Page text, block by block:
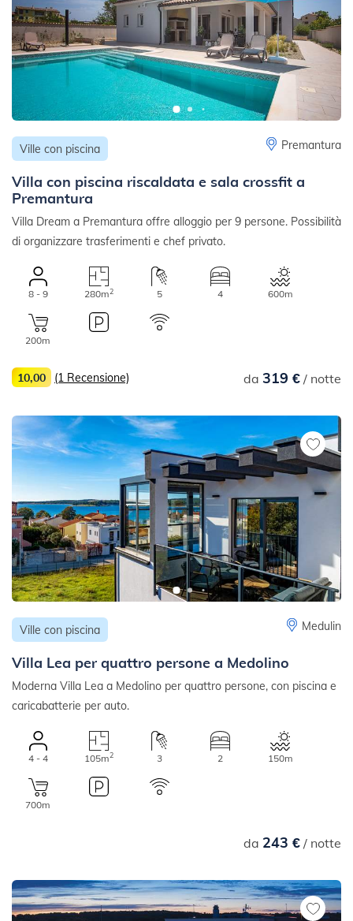
Ville con piscina Premantura
Villa con piscina riscaldata e sala crossfit a
Premantura
Villa Dream a Premantura offre alloggio per 9 persone. Possibilità
di organizzare trasferimenti e chef privato.
8 - 9 280m2 5 4 600m
200m
da 319 €/ notte
10,00 (1 Recensione)
Ville con piscina Medulin
Villa Lea per quattro persone a Medolino
Moderna Villa Lea a Medolino per quattro persone, con piscina e
caricabatterie per auto.
4 - 4 105m2 3 2 150m
700m
da 243 €/ notte